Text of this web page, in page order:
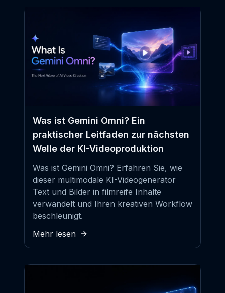
Was ist Gemini Omni? Ein
praktischer Leitfaden zur nächsten
Welle der KI-Videoproduktion
Was ist Gemini Omni? Erfahren Sie, wie
dieser multimodale KI-Videogenerator
Text und Bilder in filmreife Inhalte
verwandelt und Ihren kreativen Workflow
beschleunigt.
Mehr lesen